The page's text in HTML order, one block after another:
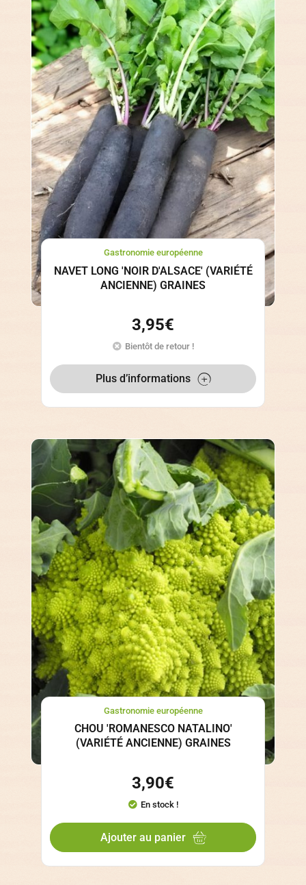
Gastronomie européenne
NAVET LONG 'NOIR D'ALSACE' (VARIÉTÉ
ANCIENNE) GRAINES
3,95€
Bientôt de retour !
Plus d’informations
Gastronomie européenne
CHOU 'ROMANESCO NATALINO'
(VARIÉTÉ ANCIENNE) GRAINES
3,90€
En stock !
Ajouter au panier